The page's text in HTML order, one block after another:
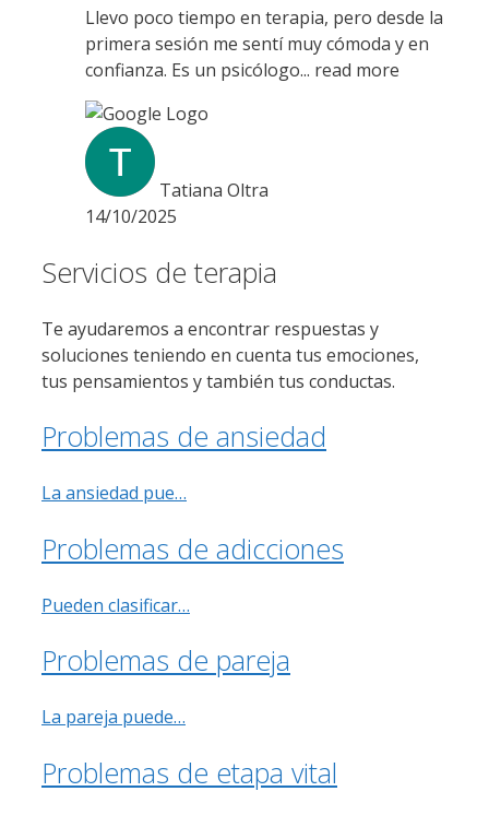
Llevo poco tiempo en terapia, pero desde la
primera sesión me sentí muy cómoda y en
confianza. Es un psicólogo... read more
Tatiana Oltra
14/10/2025
Servicios de terapia
Te ayudaremos a encontrar respuestas y
soluciones teniendo en cuenta tus emociones,
tus pensamientos y también tus conductas.
Problemas de ansiedad
La ansiedad pue…
Problemas de adicciones
Pueden clasificar…
Problemas de pareja
La pareja puede…
Problemas de etapa vital